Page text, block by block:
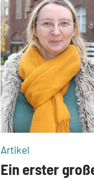
Artikel
Ein erster